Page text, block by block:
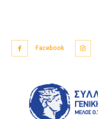
Facebook